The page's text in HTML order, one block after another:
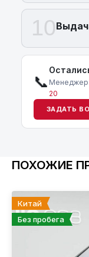
10
📞 Менеджер
20
ЗАДАТЬ
ПОХОЖИЕ
Китай
Без пробега